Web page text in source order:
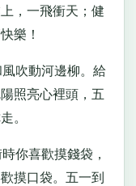
，一飛衝天；健
樂！
吹動河邊柳。給
照亮心裡頭，五
。
你喜歡摸錢袋，
摸口袋。五一到